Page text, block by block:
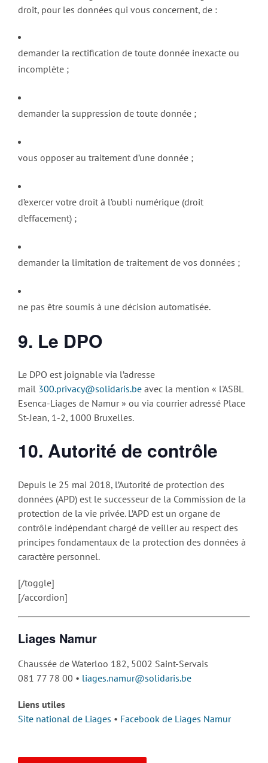
droit, pour les données qui vous concernent, de :
demander la rectification de toute donnée inexacte ou
incomplète ;
demander la suppression de toute donnée ;
vous opposer au traitement d’une donnée ;
d’exercer votre droit à l’oubli numérique (droit
d’effacement) ;
demander la limitation de traitement de vos données ;
ne pas être soumis à une décision automatisée.
9. Le DPO
Le DPO est joignable via l’adresse
mail 300.privacy@solidaris.be avec la mention « l'ASBL
Esenca-Liages de Namur » ou via courrier adressé Place
St-Jean, 1-2, 1000 Bruxelles.
10. Autorité de contrôle
Depuis le 25 mai 2018, l’Autorité de protection des
données (APD) est le successeur de la Commission de la
protection de la vie privée. L’APD est un organe de
contrôle indépendant chargé de veiller au respect des
principes fondamentaux de la protection des données à
caractère personnel.
[/toggle]
[/accordion]
Liages Namur
Chaussée de Waterloo 182, 5002 Saint-Servais
081 77 78 00 • liages.namur@solidaris.be
Liens utiles
Site national de Liages • Facebook de Liages Namur